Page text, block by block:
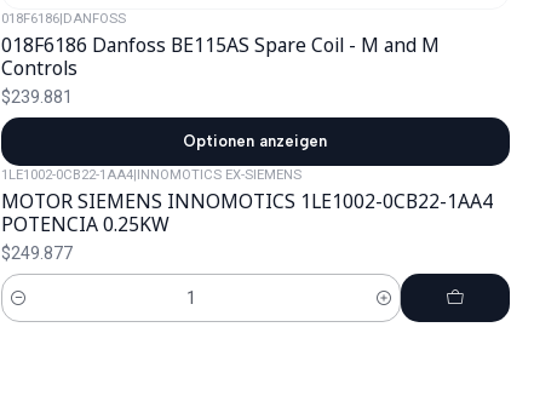
018F6186|DANFOSS
018F6186 Danfoss BE115AS Spare Coil - M and M
Controls
$239.881
Optionen anzeigen
1LE1002-0CB22-1AA4|INNOMOTICS EX-SIEMENS
MOTOR SIEMENS INNOMOTICS 1LE1002-0CB22-1AA4
POTENCIA 0.25KW
$249.877
Cantidad